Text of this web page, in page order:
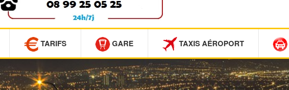
TARIFS GARE TAXIS AÉROPORT